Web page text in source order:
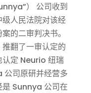
） 公司收到
人民法院对该经
的二审判决书。
翻了一审认定的
认定 Neurio 纽瑞
司原研并经营多
是 Sunnya 公司在